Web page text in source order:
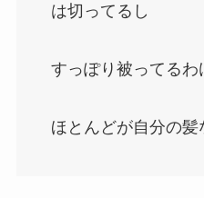
は切ってるし
すっぽり被ってるわ
ほとんどが自分の髪